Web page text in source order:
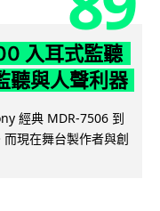
入耳式監聽
聽與人聲利器
經典 MDR-7506 到
現在舞台製作者與創